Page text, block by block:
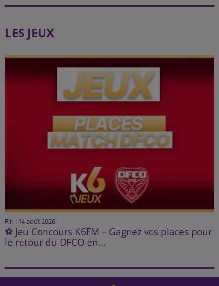
LES JEUX
Fin : 14 août 2026
⚽ Jeu Concours K6FM – Gagnez vos places pour
le retour du DFCO en...